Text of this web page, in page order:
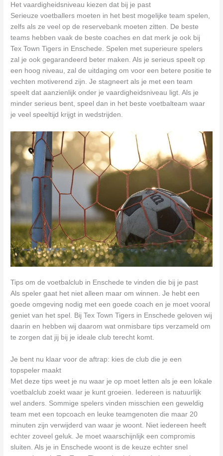
Het vaardigheidsniveau kiezen dat bij je past
Serieuze voetballers moeten in het best mogelijke team spelen,
zelfs als ze veel op de reservebank moeten zitten. De beste
teams hebben vaak de beste coaches en dat merk je ook bij
Tex Town Tigers in Enschede. Spelen met superieure spelers
zal je ook gegarandeerd beter maken. Als je serieus speelt op
een hoog niveau, zal de uitdaging om voor een betere positie te
vechten motiverend zijn. Je stagneert als je met een team
speelt dat aanzienlijk onder je vaardigheidsniveau ligt. Als je
minder serieus bent, speel dan in het beste voetbalteam waar
je veel speeltijd krijgt in wedstrijden.
Tips om de voetbalclub in Enschede te vinden die bij je past
Als speler gaat het niet alleen maar om winnen. Je hebt een
goede omgeving nodig met een goede coach en je moet vooral
geniet van het spel. Bij Tex Town Tigers in Enschede geloven wij
daarin en hebben wij daarom wat onmisbare tips verzameld om
te zorgen dat jij bij je ideale club terecht komt.
Je bent nu klaar voor de aftrap: kies de club die je een
topspeler maakt
Met deze tips weet je nu waar je op moet letten als je een lokale
voetbalclub zoekt waar je kunt groeien. Iedereen is natuurlijk
wel anders. Sommige spelers vinden misschien een geweldig
team met een topcoach en leuke teamgenoten die maar 20
minuten zijn verwijderd van waar je woont. Niet iedereen heeft
echter zoveel geluk. Je moet waarschijnlijk een compromis
sluiten. Als je in Enschede woont is de keuze echter snel